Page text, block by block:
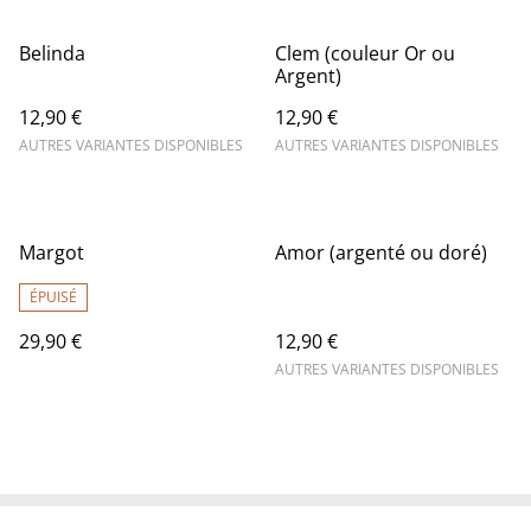
Belinda
12,90 €
AUTRES VARIANTES DISPONIBLES
Clem (couleur Or ou
Argent)
12,90 €
AUTRES VARIANTES DISPONIBLES
Margot
ÉPUISÉ
29,90 €
Amor (argenté ou doré)
12,90 €
AUTRES VARIANTES DISPONIBLES